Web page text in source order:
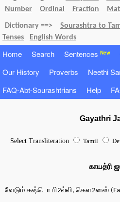
Number
Ordinal Fraction
Dictionary ==> Sourashtra to
Tenses
English Words
Home Search Sentences New
Our History
Proverbs Neethi
FAQ-Abt-Sourashtrians
Help
Gayathri
Select Transliteration Tamil
காயத்ரி
வேடும் கஷ்டொ பி2ல்லி, கௌ2னஸ்